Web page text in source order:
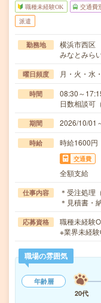
職種未経験OK 交通費
派遣
勤務地
横浜市西区
みなとみら
曜日頻度 月・火・水
時間
08:30～
日数相談可
期間 2026/10/01
時給 時給1600
交通費
全額支給
仕事内容
＊受注処理
＊見積書・
応募資格
職種未経験
※業界未経
職場の雰囲気
年齢層
20代